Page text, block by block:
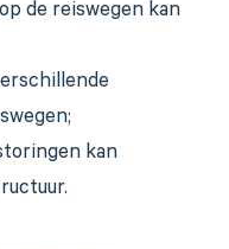
de reiswegen kan
kan